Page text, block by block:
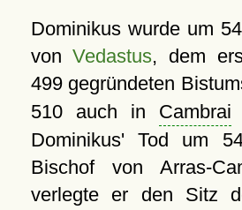
Dominikus wurde um
vonVedastus, dem
499 gegründeten
510 auch in Cambrai
Dominikus' Tod um
Bischof von Arras-
verlegte er den Sitz